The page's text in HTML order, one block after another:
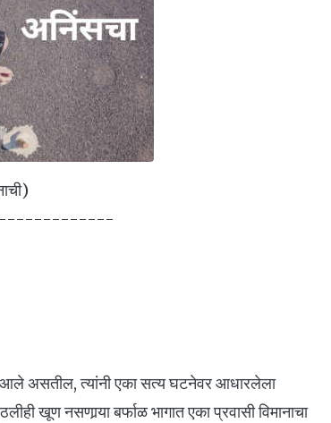
आले असतील, त्यांनी एका सत्य घटनेवर आधारलेला
खूण नसणार्‍या बर्फाळ भागात एका प्रवासी विमानाचा